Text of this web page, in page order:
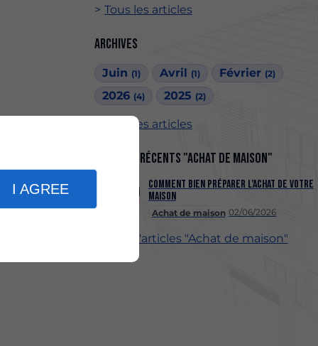
I AGREE
Tous les articles
Archives
Juin (1) Avril (1) Février (2)
2026 (4) 2025 (2)
Tous les articles
Articles récents "Achat de maison"
Achat de maison 02/06/2026
Comment bien préparer l’achat de votre
maison
Plus d'articles "Achat de maison"